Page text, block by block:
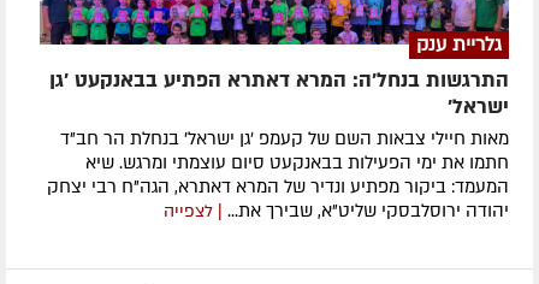
גלריית ענק
התרגשות בנחל'ה: המרא דאתרא הפתיע בבאנקעט 'גן
ישראל'
מאות חיילי צבאות השם של קעמפ 'גן ישראל' בנחלת הר חב"ד
חתמו את ימי הפעילות בבאנקעט סיום עוצמתי ומרגש. שיא
המעמד: ביקור מפתיע ונדיר של המרא דאתרא, הגה"ח רבי יצחק
יהודה ירוסלבסקי שליט"א, שבירך את... | לצפייה